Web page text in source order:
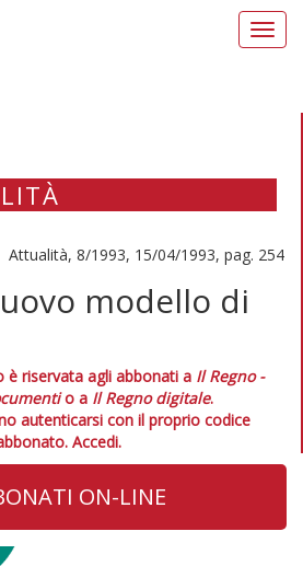
Attualità, 8/1993, 15/04/1993, pag. 254
modello di
è riservata agli abbonati a Il Regno -
o a Il Regno digitale.
autenticarsi con il proprio codice
Accedi.
ON-LINE